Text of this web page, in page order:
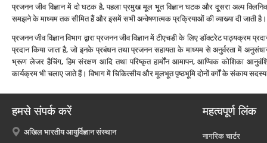
प्रजनन जीव विज्ञान में दो घटक है, पहला प्रमुख मूल भूत विज्ञान घटक और दूसरा अल्‍प
समझने के माध्‍यम तक सीमित हैं और इसमें सभी अन्‍वेषणात्‍मक प्रक्रियाओं की व्‍याख्‍या दी जाती है।
प्रजनन जीव विज्ञान विभाग द्वारा प्रजनन जीव विज्ञान में टीएचडी के लिए डॉक्‍टरेट पाठ्यक्रम
प्रदान किया जाता है, जो इनके प्रबंधन तथा प्रजनन सहायता के माध्‍यम से अनुर्वरता में
भ्रूण लेजर हैचिंग, हिम संरक्षण आदि तथा परिष्‍कृत हार्मोंन आमापन, आण्विक कोशिका
कार्यक्रम भी चलाए जाते हैं। विभाग में चिकित्‍सीय और मूलभूत पृष्‍ठभूमि दोनों वर्गों के संकाय
हमसे संपर्क करें
अखिल भारतीय आयुर्विज्ञान संस्थान
महत्वपूर्ण लिंक
नागरिक चार्टर